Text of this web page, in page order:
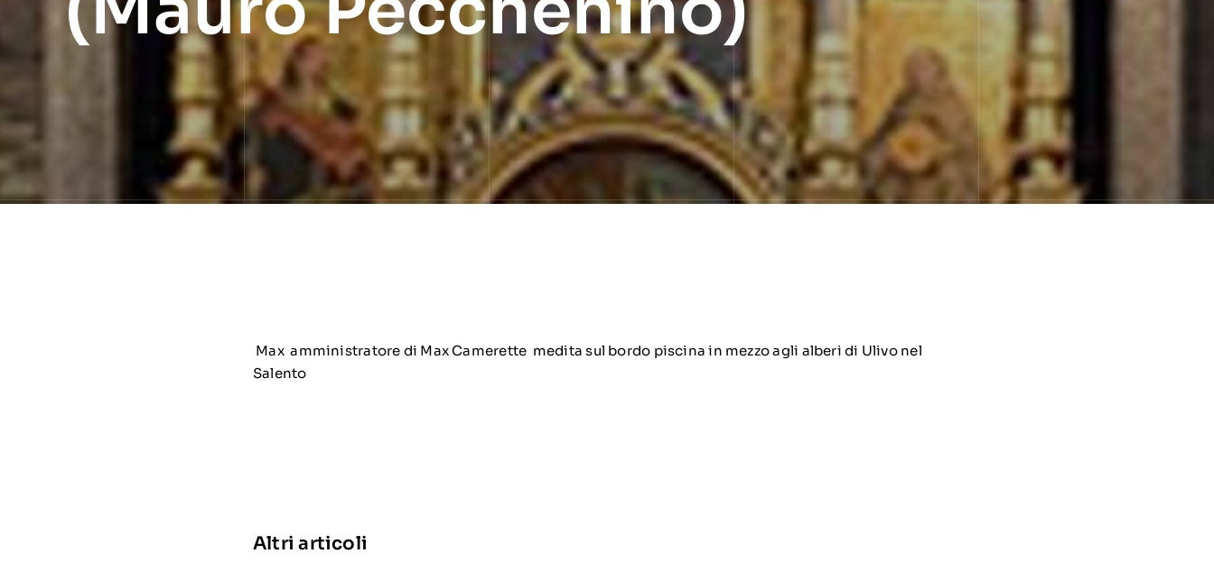
Max amministratore di Max Camerette medita sul bordo piscina in mezzo agli alberi di Ulivo nel
Salento
Altri articoli